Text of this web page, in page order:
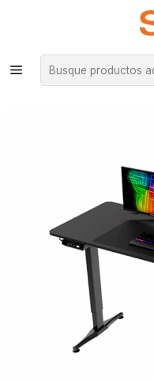
¡Compra hasta mediodía y
Santiago. Envío gratis desde
Inicio Computación y
Escritorio Gamer Fantech